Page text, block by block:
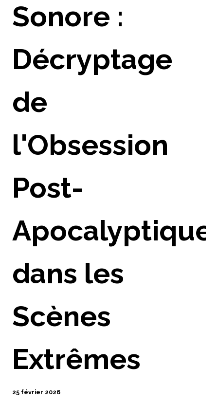
Sonore :
Décryptage
de
l'Obsession
Post-
Apocalyptique
dans les
Scènes
Extrêmes
25 février 2026